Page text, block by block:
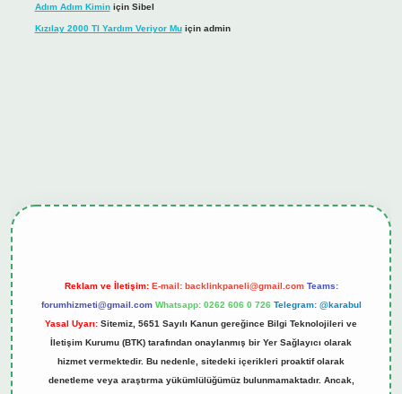
Adım Adım Kiminiçin Sibel
Kızılay 2000 Tl Yardım Veriyor Muiçin admin
Reklam ve İletişim: E-mail: backlinkpaneli@gmail.com Teams:
forumhizmeti@gmail.com Whatsapp: 0262 606 0 726 Telegram: @karabul
Yasal Uyarı: Sitemiz, 5651 Sayılı Kanun gereğince Bilgi Teknolojileri ve
İletişim Kurumu (BTK) tarafından onaylanmış bir Yer Sağlayıcı olarak
hizmet vermektedir. Bu nedenle, sitedeki içerikleri proaktif olarak
denetleme veya araştırma yükümlülüğümüz bulunmamaktadır. Ancak,